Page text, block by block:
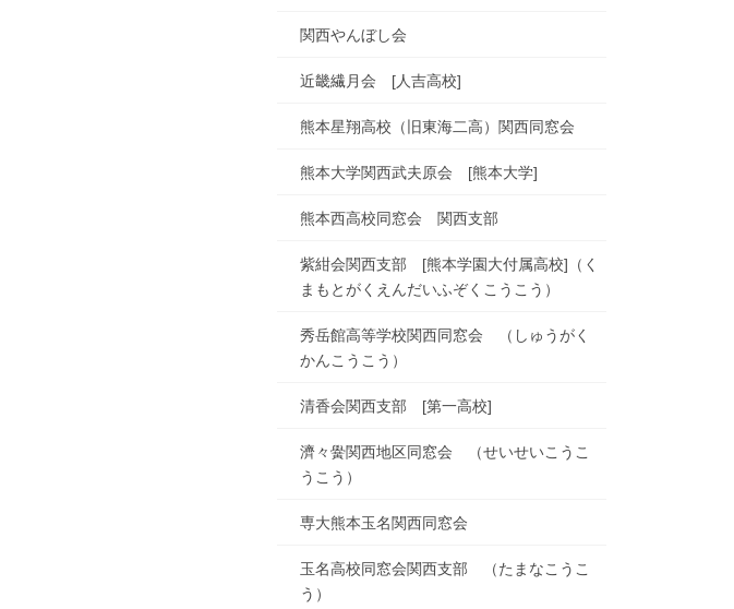
関西やんぼし会
近畿繊月会 [人吉高校]
熊本星翔高校（旧東海二高）関西同窓会
熊本大学関西武夫原会 [熊本大学]
熊本西高校同窓会 関西支部
紫紺会関西支部 [熊本学園大付属高校]（く
まもとがくえんだいふぞくこうこう）
秀岳館高等学校関西同窓会 （しゅうがく
かんこうこう）
清香会関西支部 [第一高校]
濟々黌関西地区同窓会 （せいせいこうこ
うこう）
専大熊本玉名関西同窓会
玉名高校同窓会関西支部 （たまなこうこ
う）